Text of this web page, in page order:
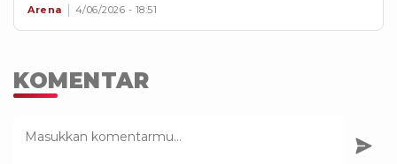
Arena 4/06/2026 - 18:51
KOMENTAR